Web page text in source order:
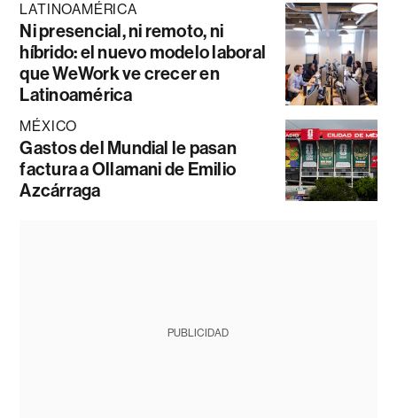
LATINOAMÉRICA
Ni presencial, ni remoto, ni
híbrido: el nuevo modelo laboral
que WeWork ve crecer en
Latinoamérica
MÉXICO
Gastos del Mundial le pasan
factura a Ollamani de Emilio
Azcárraga
PUBLICIDAD